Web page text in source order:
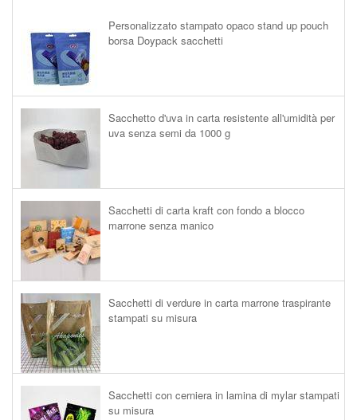
Personalizzato stampato opaco stand up pouch
borsa Doypack sacchetti
Sacchetto d'uva in carta resistente all'umidità per
uva senza semi da 1000 g
Sacchetti di carta kraft con fondo a blocco
marrone senza manico
Sacchetti di verdure in carta marrone traspirante
stampati su misura
Sacchetti con cerniera in lamina di mylar stampati
su misura